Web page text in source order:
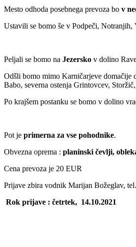
Mesto odhoda posebnega prevoza bo v
Ustavili se bomo še v Podpeči,
Peljali se bomo na Jezersko v dolino
Odšli bomo mimo Karničarjeve domačije
Babo, severna ostenja Grintovcev,
Po krajšem postanku se bomo v dolino
Pot je primerna za vse pohodnike.
Obvezna oprema : planinski čevlji,
Cena prevoza je 20 EUR
Prijave zbira vodnik Marijan Božeglav,
Rok prijave : četrtek, 14.10.2021